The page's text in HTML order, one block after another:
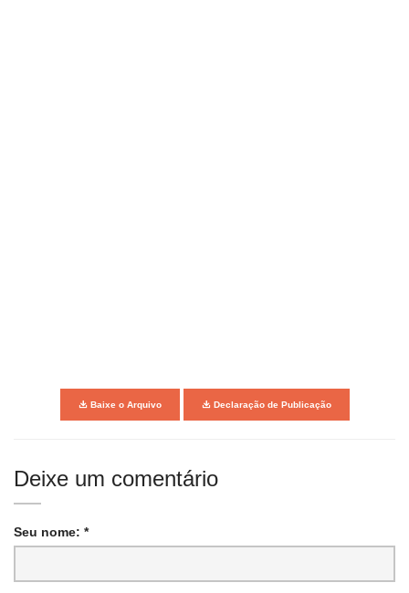
Baixe o Arquivo Declaração de Publicação
Deixe um comentário
Seu nome: *